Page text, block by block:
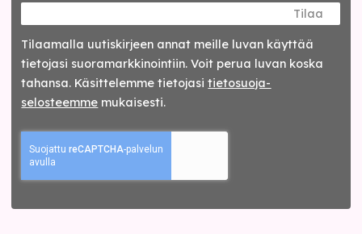
Tilaa
Tilaamalla uutis­kirjeen annat meille luvan käyttää
tietojasi suora­markkinointiin. Voit perua luvan koska
tahansa. Käsittelemme tietojasitieto­suoja­
selosteemme mukaisesti.